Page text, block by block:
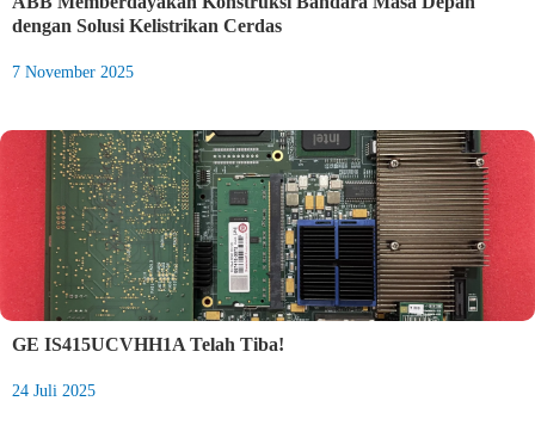
dengan Solusi Kelistrikan Cerdas
7 November 2025
GE IS415UCVHH1A Telah Tiba!
24 Juli 2025